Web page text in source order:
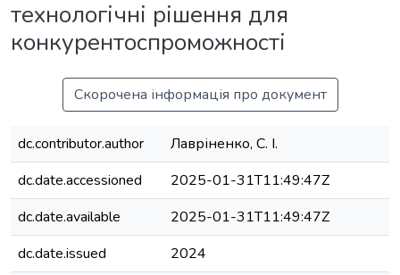
технологічні рішення для
конкурентоспроможності
Скорочена інформація про документ
dc.contributor.author
Лавріненко, С. І.
dc.date.accessioned
2025-01-31T11:49:47Z
dc.date.available
2025-01-31T11:49:47Z
dc.date.issued
2024